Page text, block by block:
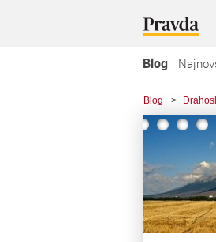
Blog
Blog >